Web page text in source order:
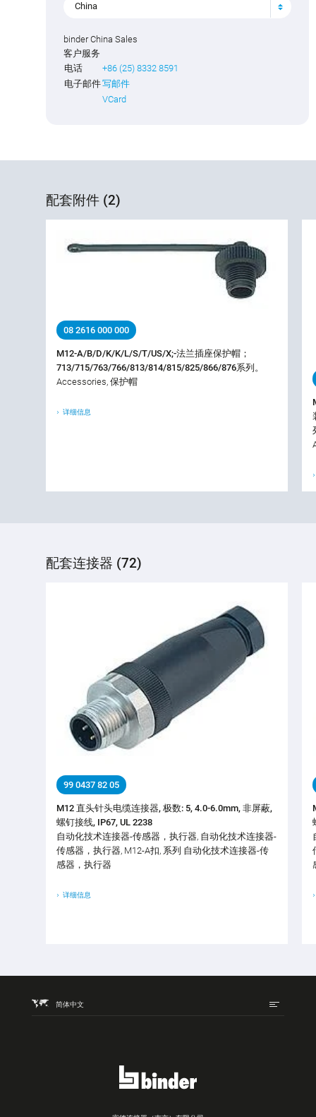
China
binder China Sales
客户服务
电话
+86 (25) 8332 8591
电子邮件写邮件
VCard
配套附件 (2)
08 2616 000 000
M12-A/B/D/K/K/L/S/T/US/X;-法兰插座保护帽；
713/715/763/766/813/814/815/825/866/876系列。
Accessories, 保护帽
详细信息
配套连接器 (72)
99 0437 82 05
M12 直头针头电缆连接器, 极数: 5, 4.0-6.0mm, 非屏蔽,
螺钉接线, IP67, UL 2238
自动化技术连接器-传感器，执行器, 自动化技术连接器-
传感器，执行器, M12-A扣, 系列 自动化技术连接器-传
感器，执行器
详细信息
简体中文